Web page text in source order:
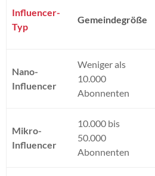
Influencer-
Typ
Gemeindegröße
Nano-
Influencer
Weniger als
10.000
Abonnenten
Mikro-
Influencer
10.000 bis
50.000
Abonnenten